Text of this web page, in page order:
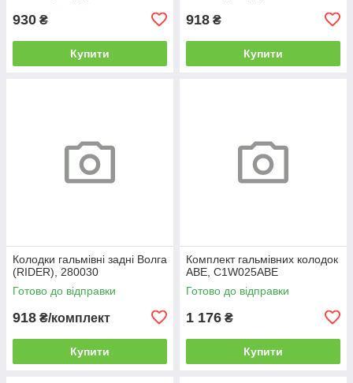
930 ₴
Купити
918 ₴
Купити
Колодки гальмівні задні Волга
(RIDER), 280030
Готово до відправки
918 ₴/комплект
Купити
Комплект гальмівних колодок
ABE, C1W025ABE
Готово до відправки
1 176 ₴
Купити